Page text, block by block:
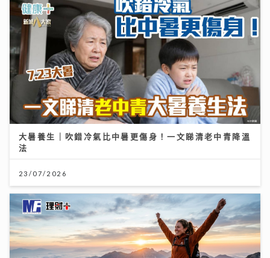
大暑養生｜吹錯冷氣比中暑更傷身！一文睇清老中青降溫
法
23/07/2026